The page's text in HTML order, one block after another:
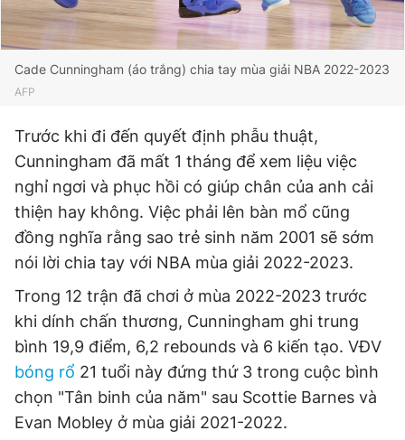
Cade Cunningham (áo trắng) chia tay mùa giải NBA 2022-2023
AFP
Trước khi đi đến quyết định phẫu thuật,
Cunningham đã mất 1 tháng để xem liệu việc
nghỉ ngơi và phục hồi có giúp chân của anh cải
thiện hay không. Việc phải lên bàn mổ cũng
đồng nghĩa rằng sao trẻ sinh năm 2001 sẽ sớm
nói lời chia tay với NBA mùa giải 2022-2023.
Trong 12 trận đã chơi ở mùa 2022-2023 trước
khi dính chấn thương, Cunningham ghi trung
bình 19,9 điểm, 6,2 rebounds và 6 kiến ​​tạo. VĐV
bóng rổ 21 tuổi này đứng thứ 3 trong cuộc bình
chọn "Tân binh của năm" sau Scottie Barnes và
Evan Mobley ở mùa giải 2021-2022.